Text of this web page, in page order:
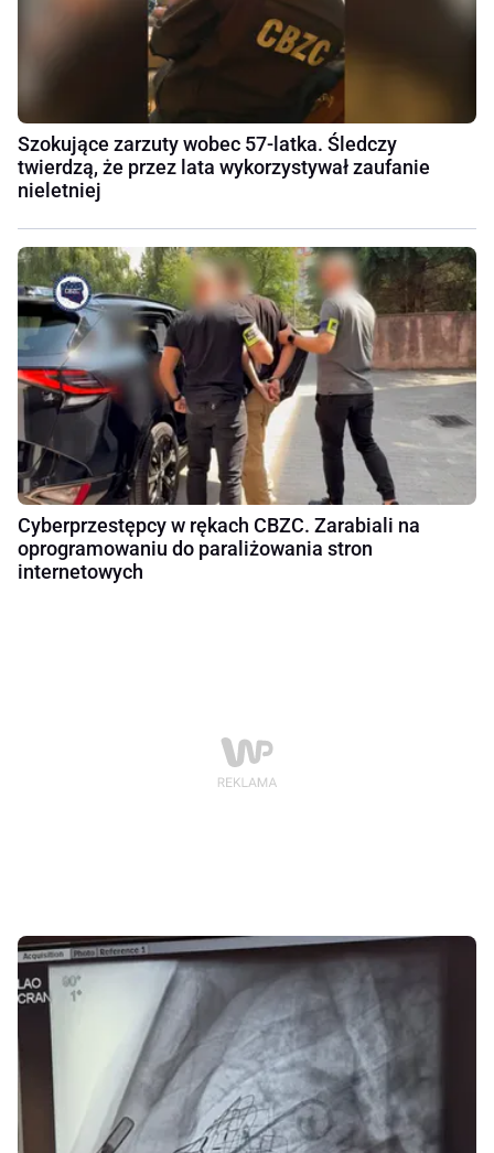
Szokujące zarzuty wobec 57-latka. Śledczy
twierdzą, że przez lata wykorzystywał zaufanie
nieletniej
Cyberprzestępcy w rękach CBZC. Zarabiali na
oprogramowaniu do paraliżowania stron
internetowych